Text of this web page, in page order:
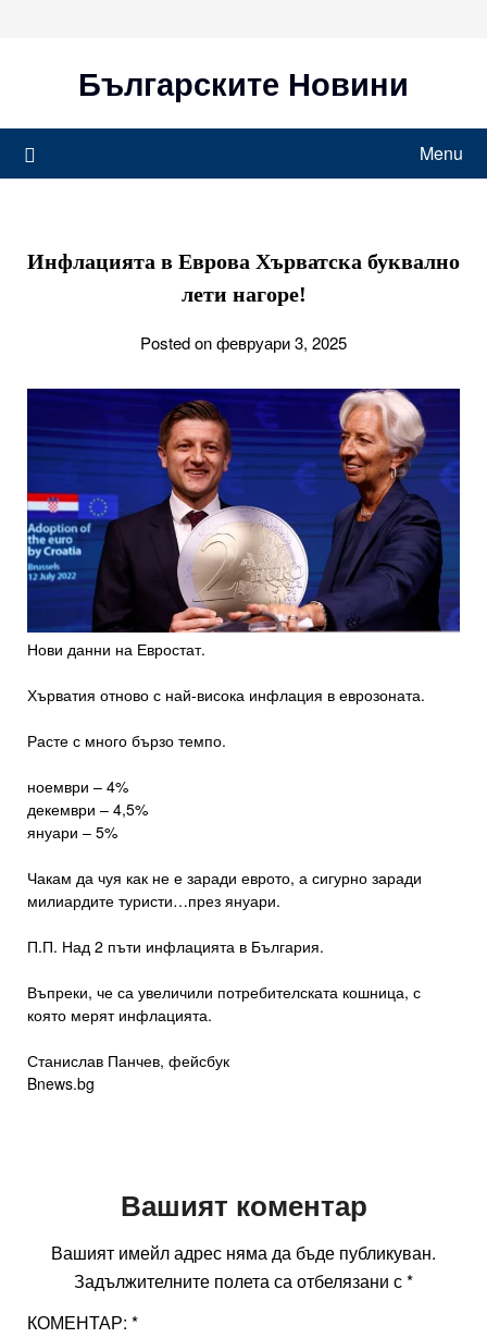
Българските Новини
Menu
Инфлацията в Еврова Хърватска буквално
лети нагоре!
Posted on февруари 3, 2025
Нови данни на Евростат.
Хърватия отново с най-висока инфлация в еврозоната.
Расте с много бързо темпо.
ноември – 4%
декември – 4,5%
януари – 5%
Чакам да чуя как не е заради еврото, а сигурно заради
милиардите туристи…през януари.
П.П. Над 2 пъти инфлацията в България.
Въпреки, че са увеличили потребителската кошница, с
която мерят инфлацията.
Станислав Панчев, фейсбук
Bnews.bg
Вашият коментар
Вашият имейл адрес няма да бъде публикуван.
Задължителните полета са отбелязани с*
КОМЕНТАР: *